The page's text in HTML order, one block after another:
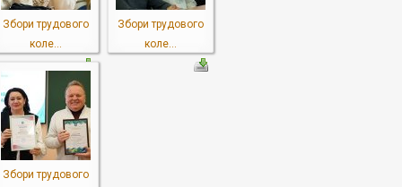
Збори трудового
коле...
Збори трудового
коле...
Збори трудового